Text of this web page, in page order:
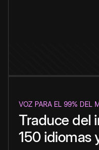
VOZ PARA EL 99% DEL
Traduce del
150 idiomas